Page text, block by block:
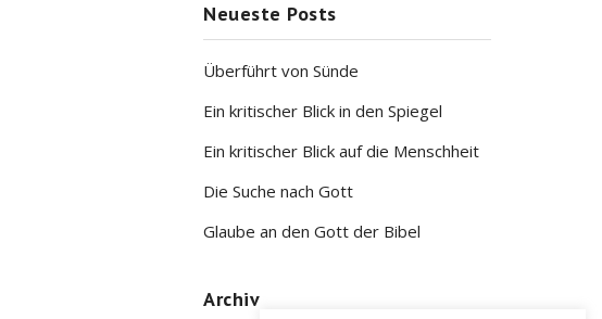
Neueste Posts
Überführt von Sünde
Ein kritischer Blick in den Spiegel
Ein kritischer Blick auf die Menschheit
Die Suche nach Gott
Glaube an den Gott der Bibel
Archiv